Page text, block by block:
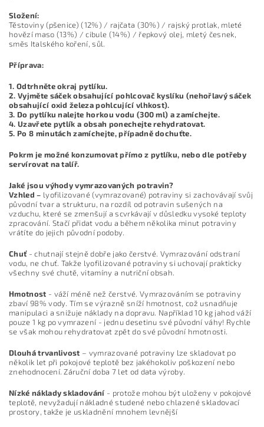
Složení:
Těstoviny (pšenice) (12%) / rajčata (30%) / rajský protlak, mleté
hovězí maso (13%) / cibule (14%) / řepkový olej, mletý česnek,
směs Italského koření, sůl.
Příprava:
1. Odtrhněte okraj pytlíku.
2. Vyjměte sáček obsahující pohlcovač kyslíku (nehořlavý sáček
obsahující oxid železa pohlcující vlhkost).
3. Do pytlíku nalejte horkou vodu (300 ml) a zamíchejte.
4. Uzavřete pytlík a obsah ponechejte rehydratovat.
5. Po 8 minutách zamíchejte, případně dochuťte.
Pokrm je možné konzumovat přímo z pytlíku, nebo dle potřeby
servírovat na talíř.
Jaké jsou výhody vymrazovaných potravin?
Vzhled – lyofilizované (vymrazované) potraviny si zachovávají svůj
původní tvar a strukturu, na rozdíl od potravin sušených na
vzduchu, které se zmenšují a scvrkávají v důsledku vysoké teploty
zpracování. Stačí přidat vodu a během několika minut potraviny
vrátíte do jejich původní podoby.
Chuť- chutnají stejně dobře jako čerstvé. Vymrazování odstraní
vodu, ne chuť. Takže lyofilizované potraviny si uchovají prakticky
všechny své chutě, vitamíny a nutriční obsah.
Hmotnost - váží méně než čerstvé. Vymrazováním se potraviny
zbaví 98% vody. Tím se výrazně sníží hmotnost, což usnadňuje
manipulaci a snižuje náklady na dopravu. Například 10 kg jahod váží
pouze 1 kg po vymrazení - jednu desetinu své původní váhy! Rychle
se však mohou rehydratovat zpět do své původní hmotnosti.
Dlouhá trvanlivost – vymrazované potraviny lze skladovat po
několik let při pokojové teplotě bez jakéhokoliv poškození nebo
znehodnocení. Záruční doba 7 let od data výroby.
Nízké náklady skladování - protože mohou být uloženy v pokojové
teplotě, nevyžadují nákladné studené nebo chlazené skladovací
prostory, takže je uskladnění mnohem levnější